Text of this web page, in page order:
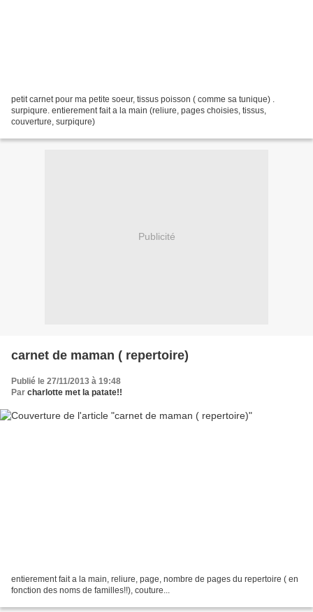
petit carnet pour ma petite soeur, tissus poisson ( comme sa tunique) .
surpiqure. entierement fait a la main (reliure, pages choisies, tissus,
couverture, surpiqure)
Publicité
carnet de maman ( repertoire)
Publié le 27/11/2013 à 19:48
Par charlotte met la patate!!
entierement fait a la main, reliure, page, nombre de pages du repertoire ( en
fonction des noms de familles!!), couture...